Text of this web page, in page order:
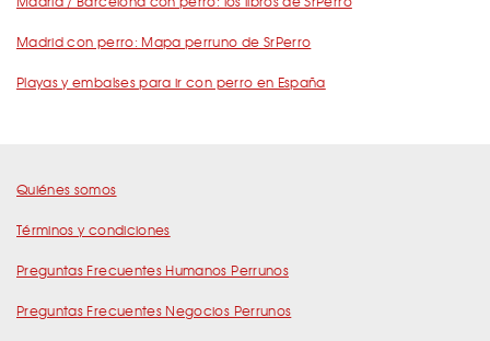
Madrid con perro: Mapa perruno de SrPerro
Playas y embalses para ir con perro en España
Quiénes somos
Términos y condiciones
Preguntas Frecuentes Humanos Perrunos
Preguntas Frecuentes Negocios Perrunos